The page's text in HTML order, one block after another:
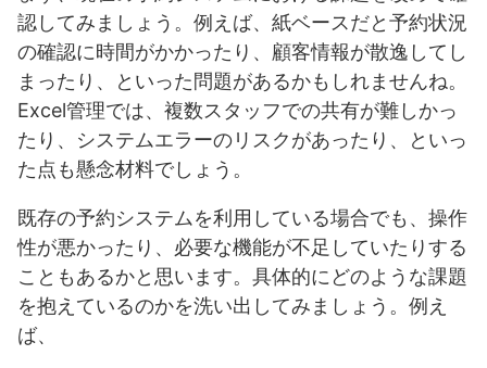
認してみましょう。例えば、紙ベースだと予約状況
の確認に時間がかかったり、顧客情報が散逸してし
まったり、といった問題があるかもしれませんね。
Excel管理では、複数スタッフでの共有が難しかっ
たり、システムエラーのリスクがあったり、といっ
た点も懸念材料でしょう。
既存の予約システムを利用している場合でも、操作
性が悪かったり、必要な機能が不足していたりする
こともあるかと思います。具体的にどのような課題
を抱えているのかを洗い出してみましょう。例え
ば、